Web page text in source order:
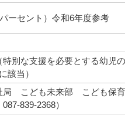
ーセント）令和6年度参考
特別な支援を必要とする幼児
該当）
局 こども未来部 こども保
087-839-2368）